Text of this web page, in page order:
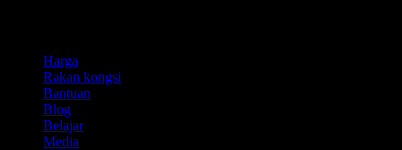
Harga
Rakan kongsi
Bantuan
Blog
Belajar
Media